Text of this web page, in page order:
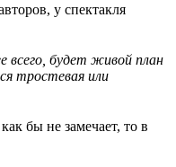
у спектакля
всего, будет живой план
тростевая или
бы не замечает, то в